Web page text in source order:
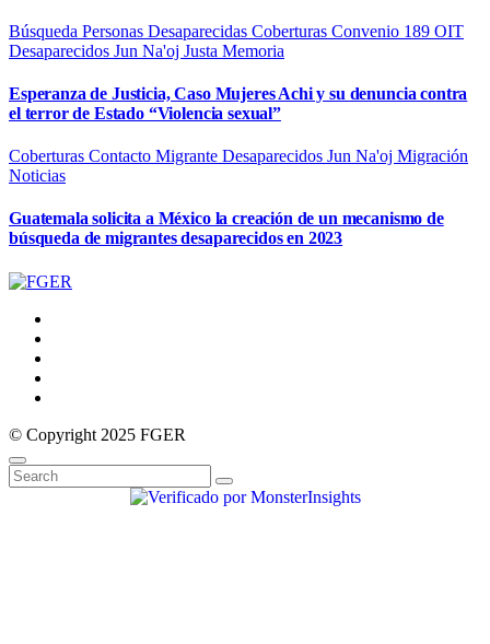
Búsqueda Personas Desaparecidas Coberturas Convenio 189 OIT
Desaparecidos Jun Na'oj Justa Memoria
Esperanza de Justicia, Caso Mujeres Achi y su denuncia contra
el terror de Estado “Violencia sexual”
Coberturas Contacto Migrante Desaparecidos Jun Na'oj Migración
Noticias
Guatemala solicita a México la creación de un mecanismo de
búsqueda de migrantes desaparecidos en 2023
© Copyright 2025 FGER